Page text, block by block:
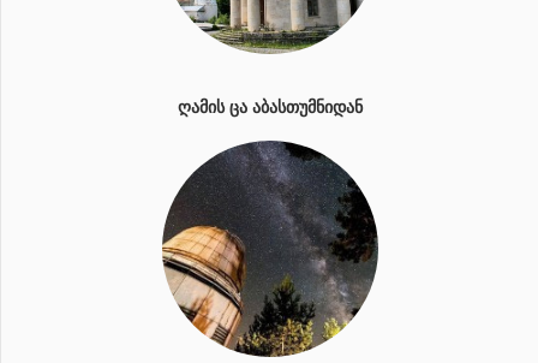
ᲦᲐᲛᲘᲡ ᲪᲐ ᲐᲑᲐᲡᲗᲣᲛᲜᲘᲓᲐᲜ